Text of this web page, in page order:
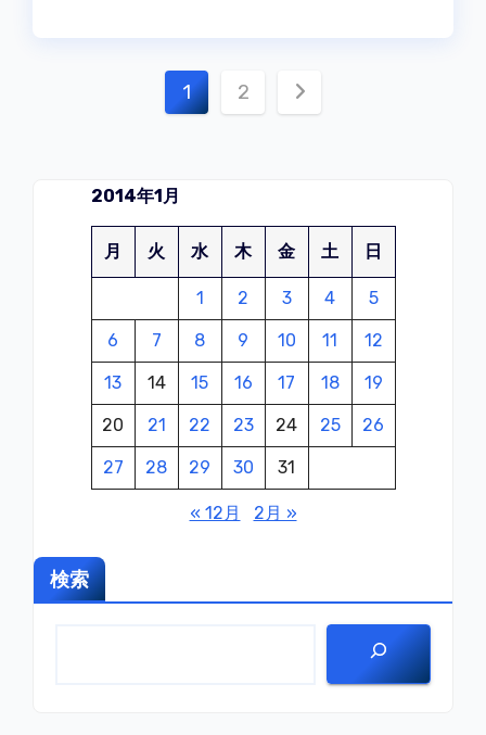
投
の
ペ
ー
ジ
送
り
1 2
2014年1月
月 火 水 木 金 土 日
1 2 3 4 5
6 7 8 9 10 11 12
13 14 15 16 17 18 19
20 21 22 23 24 25 26
27 28 29 30 31
« 12月 2月 »
検索